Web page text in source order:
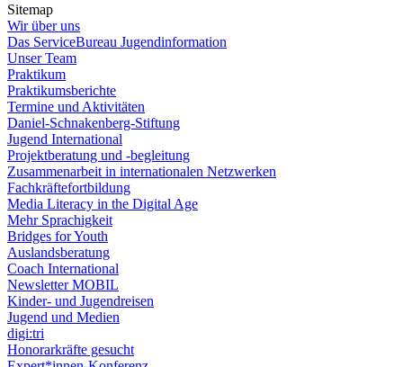
Sitemap
Wir über uns
Das ServiceBureau Jugendinformation
Unser Team
Praktikum
Praktikumsberichte
Termine und Aktivitäten
Daniel-Schnakenberg-Stiftung
Jugend International
Projektberatung und -begleitung
Zusammenarbeit in internationalen Netzwerken
Fachkräftefortbildung
Media Literacy in the Digital Age
Mehr Sprachigkeit
Bridges for Youth
Auslandsberatung
Coach International
Newsletter MOBIL
Kinder- und Jugendreisen
Jugend und Medien
digi:tri
Honorarkräfte gesucht